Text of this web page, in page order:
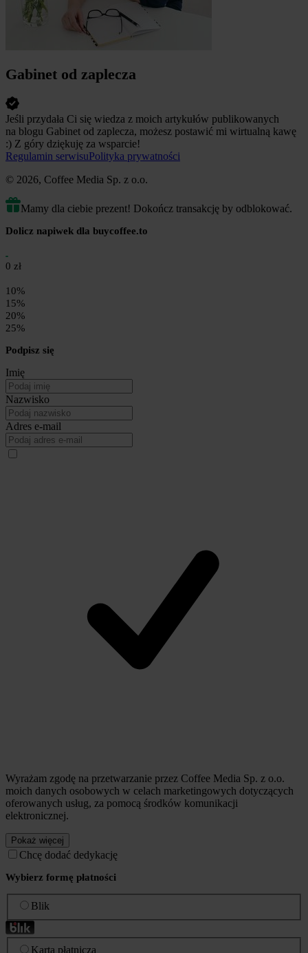
Gabinet od zaplecza
Jeśli przydała Ci się wiedza z moich artykułów publikowanych
na blogu Gabinet od zaplecza, możesz postawić mi wirtualną kawę
:) Z góry dziękuję za wsparcie!
Regulamin serwisuPolityka prywatności
© 2026, Coffee Media Sp. z o.o.
Mamy dla ciebie prezent! Dokończ transakcję by odblokować.
Dolicz napiwek dla buycoffee.to
0 zł
10%
15%
20%
25%
Podpisz się
Imię
Nazwisko
Adres e-mail
Wyrażam zgodę na przetwarzanie przez Coffee Media Sp. z o.o.
moich danych osobowych w celach marketingowych dotyczących
oferowanych usług, za pomocą środków komunikacji
elektronicznej.
Pokaż więcej
Chcę dodać dedykację
Wybierz formę płatności
Blik
Karta płatnicza